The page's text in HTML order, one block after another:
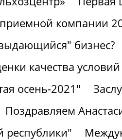
компании
бизнес?
качества
осень-2021"
Поздравляем
республики"